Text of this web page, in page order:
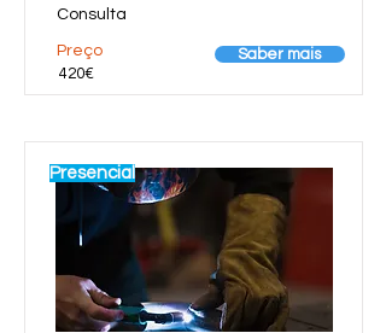
Consulta
Preço
420€
Saber mais
Presencial